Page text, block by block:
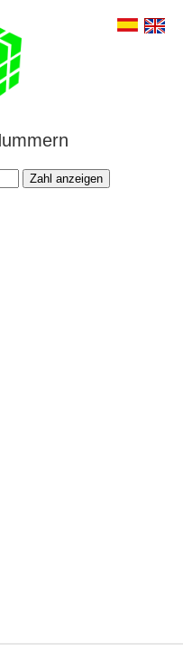
Zahl anzeigen